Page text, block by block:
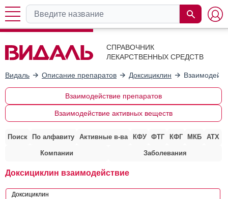
СПРАВОЧНИК
ЛЕКАРСТВЕННЫХ СРЕДСТВ
Видаль Описание препаратов Доксициклин
Взаимодействие препаратов
Взаимодействие активных веществ
Поиск По алфавиту Активные в-ва КФУ ФТГ КФГ МКБ АТХ
Компании Заболевания
Доксициклин взаимодействие